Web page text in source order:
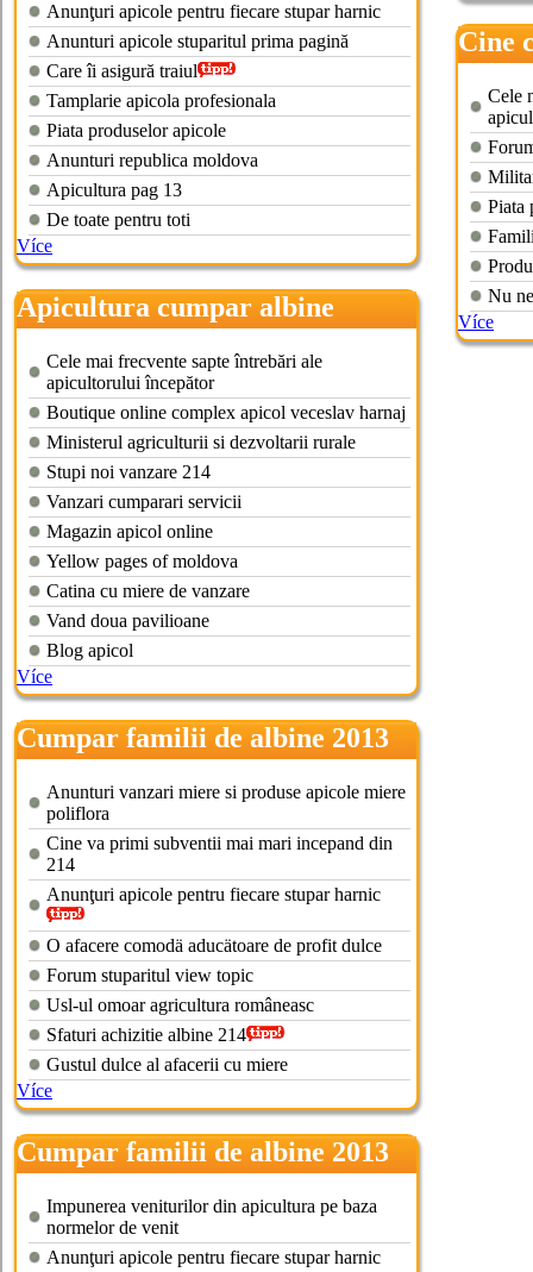
Anunţuri apicole pentru fiecare stupar harnic
Anunturi apicole stuparitul prima pagină
Care îi asigură traiul
Tamplarie apicola profesionala
Piata produselor apicole
Anunturi republica moldova
Apicultura pag 13
De toate pentru toti
Více
Apicultura cumpar albine
Cele mai frecvente sapte întrebări ale
apicultorului începător
Boutique online complex apicol veceslav harnaj
Ministerul agriculturii si dezvoltarii rurale
Stupi noi vanzare 214
Vanzari cumparari servicii
Magazin apicol online
Yellow pages of moldova
Catina cu miere de vanzare
Vand doua pavilioane
Blog apicol
Více
Cumpar familii de albine 2013
iasi
Anunturi vanzari miere si produse apicole miere
poliflora
Cine va primi subventii mai mari incepand din
214
Anunţuri apicole pentru fiecare stupar harnic
O afacere comodä aducätoare de profit dulce
Forum stuparitul view topic
Usl-ul omoar agricultura româneasc
Sfaturi achizitie albine 214
Gustul dulce al afacerii cu miere
Více
Cumpar familii de albine 2013
Impunerea veniturilor din apicultura pe baza
normelor de venit
Anunţuri apicole pentru fiecare stupar harnic
Cine
2013
Cele
Piata
Nu
Více